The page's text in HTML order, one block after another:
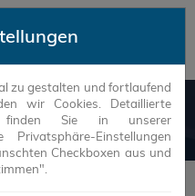
zu gestalten und fortlaufend
wir Cookies. Detaillierte
finden Sie in unserer
Einstellungen
Checkboxen aus und